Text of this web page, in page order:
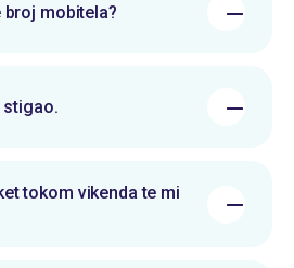
mobitela?
stigao.
tokom vikenda te mi